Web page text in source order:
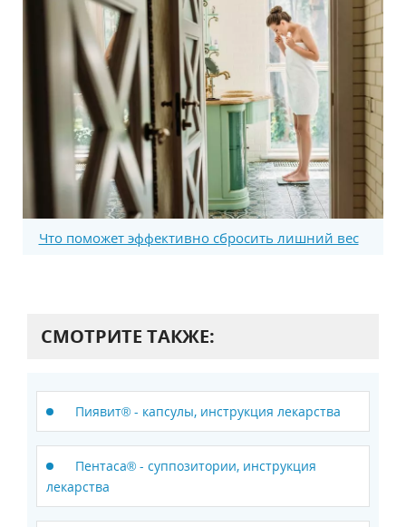
Что поможет эффективно сбросить лишний вес
СМОТРИТЕ ТАКЖЕ:
Пиявит® - капсулы, инструкция лекарства
Пентаса® - суппозитории, инструкция
лекарства